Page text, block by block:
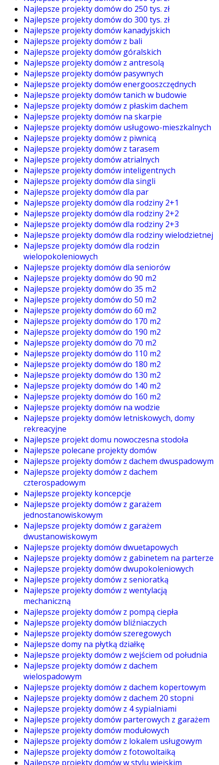
Najlepsze projekty domów do 250 tys. zł
Najlepsze projekty domów do 300 tys. zł
Najlepsze projekty domów kanadyjskich
Najlepsze projekty domów z bali
Najlepsze projekty domów góralskich
Najlepsze projekty domów z antresolą
Najlepsze projekty domów pasywnych
Najlepsze projekty domów energooszczędnych
Najlepsze projekty domów tanich w budowie
Najlepsze projekty domów z płaskim dachem
Najlepsze projekty domów na skarpie
Najlepsze projekty domów usługowo-mieszkalnych
Najlepsze projekty domów z piwnicą
Najlepsze projekty domów z tarasem
Najlepsze projekty domów atrialnych
Najlepsze projekty domów inteligentnych
Najlepsze projekty domów dla singli
Najlepsze projekty domów dla par
Najlepsze projekty domów dla rodziny 2+1
Najlepsze projekty domów dla rodziny 2+2
Najlepsze projekty domów dla rodziny 2+3
Najlepsze projekty domów dla rodziny wielodzietnej
Najlepsze projekty domów dla rodzin
wielopokoleniowych
Najlepsze projekty domów dla seniorów
Najlepsze projekty domów do 90 m2
Najlepsze projekty domów do 35 m2
Najlepsze projekty domów do 50 m2
Najlepsze projekty domów do 60 m2
Najlepsze projekty domów do 170 m2
Najlepsze projekty domów do 190 m2
Najlepsze projekty domów do 70 m2
Najlepsze projekty domów do 110 m2
Najlepsze projekty domów do 180 m2
Najlepsze projekty domów do 130 m2
Najlepsze projekty domów do 140 m2
Najlepsze projekty domów do 160 m2
Najlepsze projekty domów na wodzie
Najlepsze projekty domów letniskowych, domy
rekreacyjne
Najlepsze projekt domu nowoczesna stodoła
Najlepsze polecane projekty domów
Najlepsze projekty domów z dachem dwuspadowym
Najlepsze projekty domów z dachem
czterospadowym
Najlepsze projekty koncepcje
Najlepsze projekty domów z garażem
jednostanowiskowym
Najlepsze projekty domów z garażem
dwustanowiskowym
Najlepsze projekty domów dwuetapowych
Najlepsze projekty domów z gabinetem na parterze
Najlepsze projekty domów dwupokoleniowych
Najlepsze projekty domów z senioratką
Najlepsze projekty domów z wentylacją
mechaniczną
Najlepsze projekty domów z pompą ciepła
Najlepsze projekty domów bliźniaczych
Najlepsze projekty domów szeregowych
Najlepsze domy na płytką działkę
Najlepsze projekty domów z wejściem od południa
Najlepsze projekty domów z dachem
wielospadowym
Najlepsze projekty domów z dachem kopertowym
Najlepsze projekty domów z dachem 20 stopni
Najlepsze projekty domów z 4 sypialniami
Najlepsze projekty domów parterowych z garażem
Najlepsze projekty domów modułowych
Najlepsze projekty domów z lokalem usługowym
Najlepsze projekty domów z fotowoltaiką
Najlepsze projekty domów w stylu wiejskim